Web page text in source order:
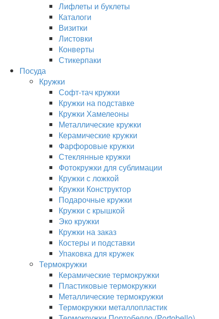
Лифлеты и буклеты
Каталоги
Визитки
Листовки
Конверты
Стикерпаки
Посуда
Кружки
Софт-тач кружки
Кружки на подставке
Кружки Хамелеоны
Металлические кружки
Керамические кружки
Фарфоровые кружки
Стеклянные кружки
Фотокружки для сублимации
Кружки с ложкой
Кружки Конструктор
Подарочные кружки
Кружки с крышкой
Эко кружки
Кружки на заказ
Костеры и подставки
Упаковка для кружек
Термокружки
Керамические термокружки
Пластиковые термокружки
Металлические термокружки
Термокружки металлопластик